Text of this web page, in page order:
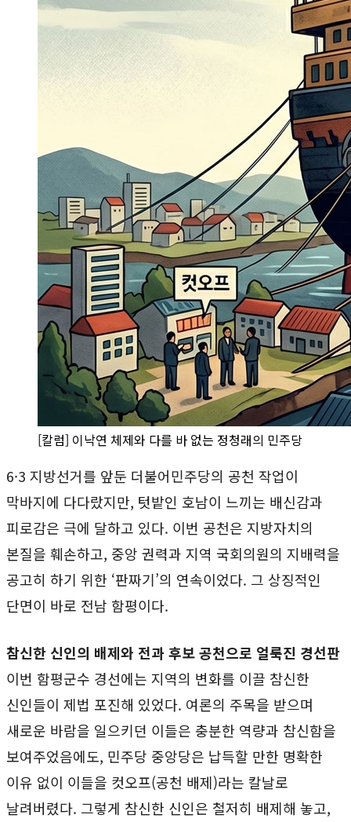
[칼럼] 이낙연 체제와 다를 바 없는 정청래의 민주당
6·3 지방선거를 앞둔 더불어민주당의 공천 작업이
막바지에 다다랐지만, 텃밭인 호남이 느끼는 배신감과
피로감은 극에 달하고 있다. 이번 공천은 지방자치의
본질을 훼손하고, 중앙 권력과 지역 국회의원의 지배력을
공고히 하기 위한 ‘판짜기’의 연속이었다. 그 상징적인
단면이 바로 전남 함평이다.
참신한 신인의 배제와 전과 후보 공천으로 얼룩진 경선판
이번 함평군수 경선에는 지역의 변화를 이끌 참신한
신인들이 제법 포진해 있었다. 여론의 주목을 받으며
새로운 바람을 일으키던 이들은 충분한 역량과 참신함을
보여주었음에도, 민주당 중앙당은 납득할 만한 명확한
이유 없이 이들을 컷오프(공천 배제)라는 칼날로
날려버렸다. 그렇게 참신한 신인은 철저히 배제해 놓고,